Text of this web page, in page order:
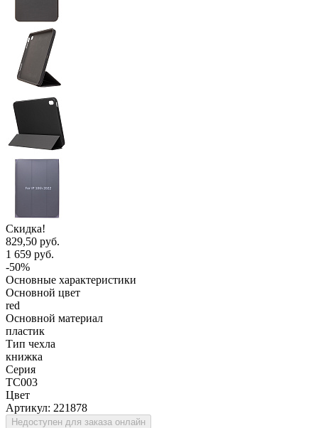
Скидка!
829,50 руб.
1 659 руб.
-50%
Основные характеристики
Основной цвет
red
Основной материал
пластик
Тип чехла
книжка
Серия
TC003
Цвет
Артикул: 221878
Недоступен для заказа онлайн